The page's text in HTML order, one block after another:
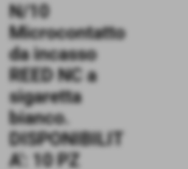
N/10
Microcontatto
da incasso
REED NC a
sigaretta
bianco.
DISPONIBILIT
A': 10 PZ